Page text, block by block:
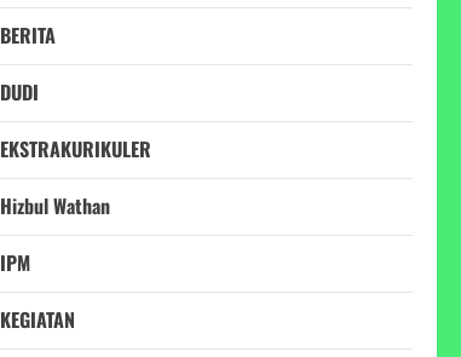
BERITA
DUDI
EKSTRAKURIKULER
Hizbul Wathan
IPM
KEGIATAN